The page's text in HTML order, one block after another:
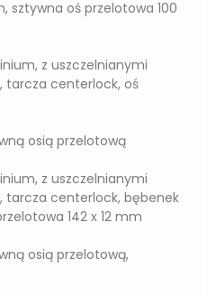
sztywna oś przelotowa 100
z uszczelnianymi
tarcza centerlock, oś
osią przelotową
z uszczelnianymi
tarcza centerlock, bębenek
142 x 12 mm
osią przelotową,